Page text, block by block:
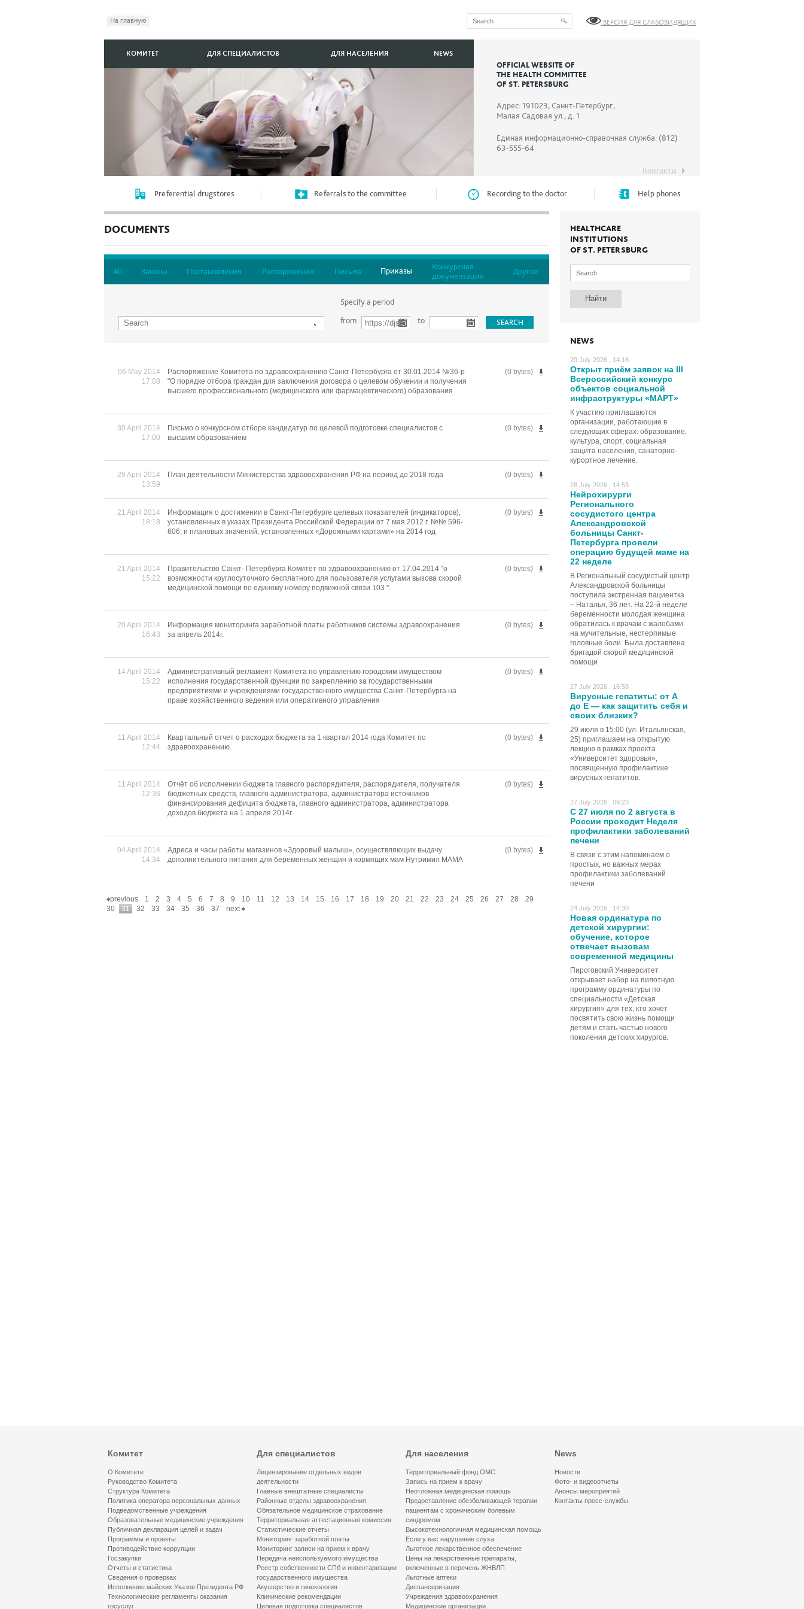
На главную ВЕРСИЯ ДЛЯ СЛАБОВИДЯЩИХ
OFFICIAL WEBSITE OF
THE HEALTH COMMITTEE
OF ST. PETERSBURG
Адрес: 191023, Санкт-Петербург,
Малая Садовая ул., д. 1
Единая информационно-справочная служба: (812)
63-555-64
Контакты
КОМИТЕТ ДЛЯ СПЕЦИАЛИСТОВ ДЛЯ НАСЕЛЕНИЯ NEWS
Preferential drugstores Referrals to the committee Recording to the doctor Help phones
HEALTHCARE
INSTITUTIONS
OF ST. PETERSBURG
NEWS
29 July 2026 , 14:16
Открыт приём заявок на III
Всероссийский конкурс
объектов социальной
инфраструктуры «МАРТ»
К участию приглашаются
организации, работающие в
следующих сферах: образование,
культура, спорт, социальная
защита населения, санаторно-
курортное лечение.
28 July 2026 , 14:53
Нейрохирурги
Регионального
сосудистого центра
Александровской
больницы Санкт-
Петербурга провели
операцию будущей маме на
22 неделе
В Региональный сосудистый центр
Александровской больницы
поступила экстренная пациентка
– Наталья, 36 лет. На 22-й неделе
беременности молодая женщина
обратилась к врачам с жалобами
на мучительные, нестерпимые
головные боли. Была доставлена
бригадой скорой медицинской
помощи
27 July 2026 , 16:58
Вирусные гепатиты: от А
до Е — как защитить себя и
своих близких?
29 июля в 15:00 (ул. Итальянская,
25) приглашаем на открытую
лекцию в рамках проекта
«Университет здоровья»,
посвященную профилактике
вирусных гепатитов.
27 July 2026 , 09:23
С 27 июля по 2 августа в
России проходит Неделя
профилактики заболеваний
печени
В связи с этим напоминаем о
простых, но важных мерах
профилактики заболеваний
печени
24 July 2026 , 14:30
Новая ординатура по
детской хирургии:
обучение, которое
отвечает вызовам
современной медицины
Пироговский Университет
открывает набор на пилотную
программу ординатуры по
специальности «Детская
хирургия» для тех, кто хочет
посвятить свою жизнь помощи
детям и стать частью нового
поколения детских хирургов.
DOCUMENTS
All Законы Постановления Распоряжения Письма Приказы
Конкурсная
документация
Другое
Specify a period
from
to
06 May 2014
17:08
(0 bytes)
Распоряжение Комитета по здравоохранению Санкт-Петербурга от 30.01.2014 №36-р
"О порядке отбора граждан для заключения договора о целевом обучении и получения
высшего профессионального (медицинского или фармацевтического) образования
30 April 2014
17:00
(0 bytes)
Письмо о конкурсном отборе кандидатур по целевой подготовке специалистов с
высшим образованием
29 April 2014
13:59
(0 bytes)
План деятельности Министерства здравоохранения РФ на период до 2018 года
21 April 2014
18:18
(0 bytes)
Информация о достижении в Санкт-Петербурге целевых показателей (индикаторов),
установленных в указах Президента Российской Федерации от 7 мая 2012 г. №№ 596-
606, и плановых значений, установленных «Дорожными картами» на 2014 год
21 April 2014
15:22
(0 bytes)
Правительство Санкт- Петербурга Комитет по здравоохранению от 17.04.2014 "о
возможности круглосуточного бесплатного для пользователя услугами вызова скорой
медицинской помощи по единому номеру подвижной связи 103 ".
20 April 2014
16:43
(0 bytes)
Информация мониторинга заработной платы работников системы здравоохранения
за апрель 2014г.
14 April 2014
15:22
(0 bytes)
Административный регламент Комитета по управлению городским имуществом
исполнения государственной функции по закреплению за государственными
предприятиями и учреждениями государственного имущества Санкт-Петербурга на
праве хозяйственного ведения или оперативного управления
11 April 2014
12:44
(0 bytes)
Квартальный отчет о расходах бюджета за 1 квартал 2014 года Комитет по
здравоохранению.
11 April 2014
12:36
(0 bytes)
Отчёт об исполнении бюджета главного распорядителя, распорядителя, получателя
бюджетных средств, главного администратора, администратора источников
финансирования дефицита бюджета, главного администратора, администратора
доходов бюджета на 1 апреля 2014г.
04 April 2014
14:34
(0 bytes)
Адреса и часы работы магазинов «Здоровый малыш», осуществляющих выдачу
дополнительного питания для беременных женщин и кормящих мам Нутримил МАМА
previous 1 2 3 4 5 6 7 8 9 10 11 12 13 14 15 16 17 18 19 20 21 22 23 24 25 26 27 28
29
30
31 32 33 34 35 36 37 next
Комитет
О Комитете
Руководство Комитета
Структура Комитета
Политика оператора персональных данных
Подведомственные учреждения
Образовательные медицинские учреждения
Публичная декларация целей и задач
Программы и проекты
Противодействие коррупции
Госзакупки
Отчеты и статистика
Сведения о проверках
Исполнение майских Указов Президента РФ
Технологические регламенты оказания
госуслуг
Для специалистов
Лицензирование отдельных видов
деятельности
Главные внештатные специалисты
Районные отделы здравоохранения
Обязательное медицинское страхование
Территориальная аттестационная комиссия
Статистические отчеты
Мониторинг заработной платы
Мониторинг записи на прием к врачу
Передача неиспользуемого имущества
Реестр собственности СПб и инвентаризации
государственного имущества
Акушерство и гинекология
Клинические рекомендации
Целевая подготовка специалистов
Для населения
Территориальный фонд ОМС
Запись на прием к врачу
Неотложная медицинская помощь
Предоставление обезболивающей терапии
пациентам с хроническим болевым
синдромом
Высокотехнологичная медицинская помощь
Если у вас нарушение слуха
Льготное лекарственное обеспечение
Цены на лекарственные препараты,
включенные в перечень ЖНВЛП
Льготные аптеки
Диспансеризация
Учреждения здравоохранения
Медицинские организации
News
Новости
Фото- и видеоотчеты
Анонсы мероприятий
Контакты пресс-службы